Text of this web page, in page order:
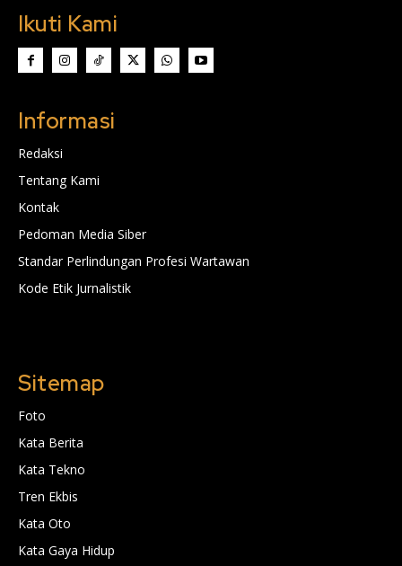
Ikuti Kami
Informasi
Redaksi
Tentang Kami
Kontak
Pedoman Media Siber
Standar Perlindungan Profesi Wartawan
Kode Etik Jurnalistik
Sitemap
Foto
Kata Berita
Kata Tekno
Tren Ekbis
Kata Oto
Kata Gaya Hidup